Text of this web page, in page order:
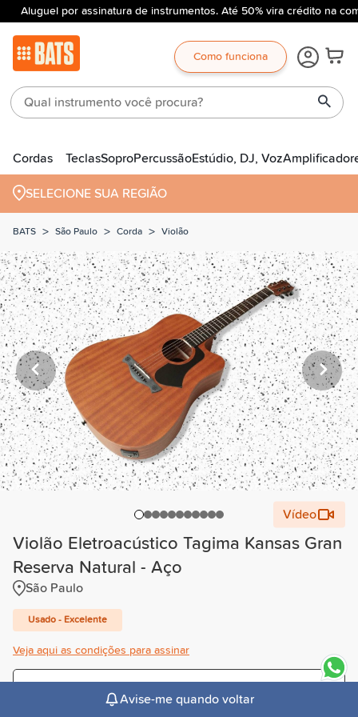
Aluguel por assinatura de instrumentos. Até 50% vira crédito na
Como funciona
Cordas TeclasSoproPercussãoEstúdio, DJ, Voz
SELECIONE SUA REGIÃO
BATS > São Paulo > Corda > Violão
Vídeo
Violão Eletroacústico Tagima Kansas Gran
Reserva Natural - Aço
São Paulo
Usado - Excelente
Veja aqui as condições para assinar
/mês
Avise-me quando voltar